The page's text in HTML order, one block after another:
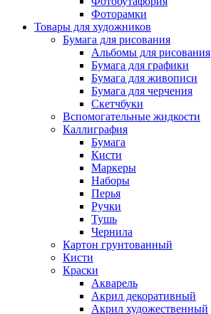
Фоторамки
Товары для художников
Бумага для рисования
Альбомы для рисования
Бумага для графики
Бумага для живописи
Бумага для черчения
Скетчбуки
Вспомогательные жидкости
Каллиграфия
Бумага
Кисти
Маркеры
Наборы
Перья
Ручки
Тушь
Чернила
Картон грунтованный
Кисти
Краски
Акварель
Акрил декоративный
Акрил художественный